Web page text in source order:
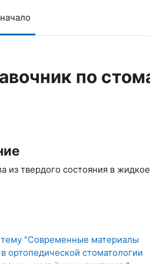
по
из твердого состояния в
"Современные материалы
ортопедической стоматологии